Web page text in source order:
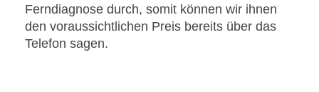
Ferndiagnose durch, somit können wir ihnen
den voraussichtlichen Preis bereits über das
Telefon sagen.